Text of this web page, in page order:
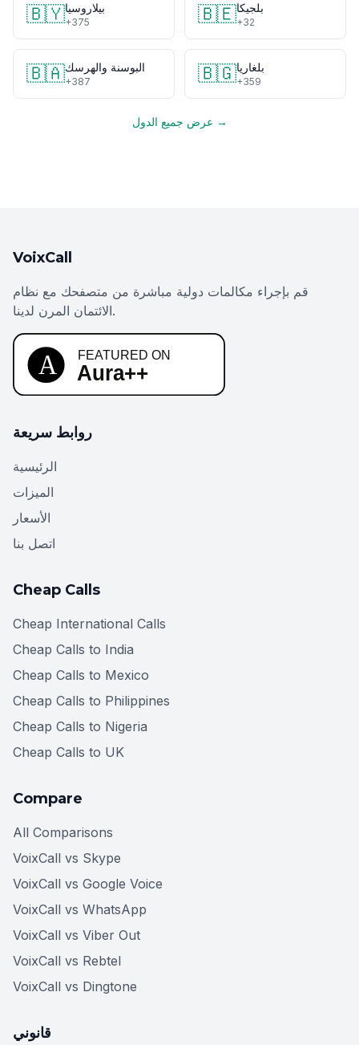
🇧🇾بيلاروسيا
+375 🇧🇪بلجيكا
+32
🇧🇦البوسنة والهرسك
+387 🇧🇬بلغاريا
+359
عرض جميع الدول →
VoixCall
قم بإجراء مكالمات دولية مباشرة من متصفحك مع نظام
الائتمان المرن لدينا.
روابط سريعة
الرئيسية
الميزات
الأسعار
اتصل بنا
Cheap Calls
Cheap International Calls
Cheap Calls to India
Cheap Calls to Mexico
Cheap Calls to Philippines
Cheap Calls to Nigeria
Cheap Calls to UK
Compare
All Comparisons
VoixCall vs Skype
VoixCall vs Google Voice
VoixCall vs WhatsApp
VoixCall vs Viber Out
VoixCall vs Rebtel
VoixCall vs Dingtone
قانوني